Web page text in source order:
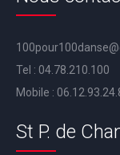
Tel : 04.78.210.100
Mobile :
St P. de